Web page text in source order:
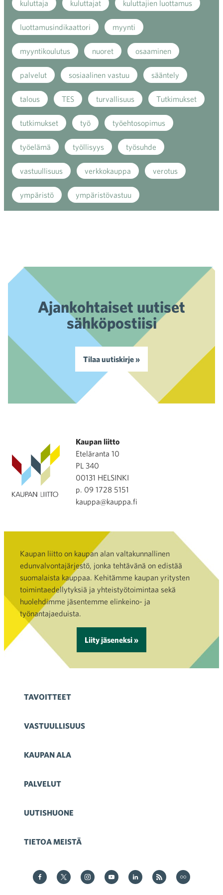
kuluttaja kuluttajat kuluttajien luottamus
luottamusindikaattori myynti
myyntikoulutus nuoret osaaminen
palvelut sosiaalinen vastuu sääntely
talous TES turvallisuus Tutkimukset
tutkimukset työ työehtosopimus
työelämä työllisyys työsuhde
vastuullisuus verkkokauppa verotus
ympäristö ympäristövastuu
Ajankohtaiset uutiset
sähköpostiisi
Tilaa uutiskirje »
Kaupan liitto
Eteläranta 10
PL 340
00131 HELSINKI
p. 09 1728 5151
kauppa@kauppa.fi
Kaupan liitto on kaupan alan valtakunnallinen
edunvalvontajärjestö, jonka tehtävänä on edistää
suomalaista kauppaa. Kehitämme kaupan yritysten
toimintaedellytyksiä ja yhteistyötoimintaa sekä
huolehdimme jäsentemme elinkeino- ja
työnantajaeduista.
Liity jäseneksi »
TAVOITTEET
VASTUULLISUUS
KAUPAN ALA
PALVELUT
UUTISHUONE
TIETOA MEISTÄ
Kauppa Facebookissa
Kauppa Twitterissä
Kauppa on Instagram
Kauppa YouTubesssa
Kauppa LinkedInissä
Kauppa on RSS